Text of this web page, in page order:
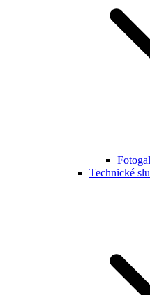
Technické